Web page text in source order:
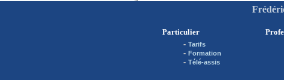
Particulier
- Tarifs
- Formation
- Télé-assis